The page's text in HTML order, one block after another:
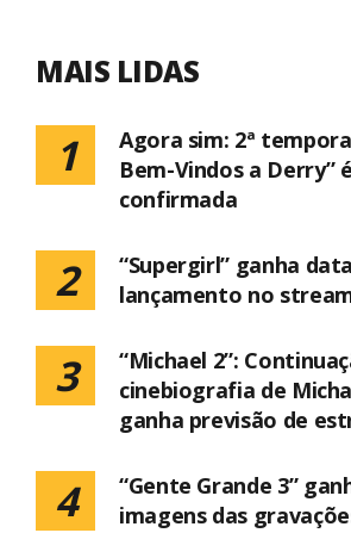
MAIS LIDAS
1
Agora sim: 2ª
Bem-Vindos a Derry”
confirmada
2
“Supergirl” ganha
lançamento no
3
“Michael 2”:
cinebiografia de
ganha previsão de
4
“Gente Grande 3”
imagens das